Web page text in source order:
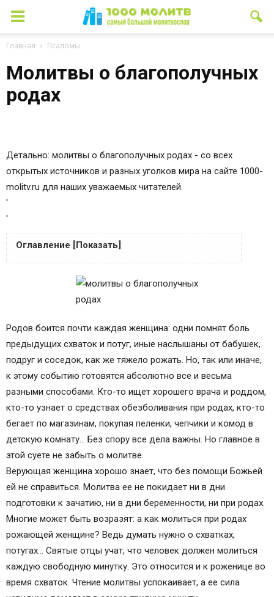
Главная Псаломы
Молитвы о благополучных
родах
Детально: молитвы о благополучных родах - со всех
открытых источников и разных уголков мира на сайте 1000-
molitv.ru для наших уважаемых читателей.
'
'
Оглавление [Показать]
Как помогает молитва перед родами?
Страх перед родами
Молитвы перед родами
Молитва перед родами ко Господу Иисусу
Христу
Молитва перед родами ко Пресвятой
Богородице
Молитва перед родами слушать
Молитвы о благополучном родоразрешении, при
кормлении младенцев молоком. Молитвы о
детях.
Молитва перед родами
Молитва перед родами ко Господу Иисусу
Христу
Молитва перед родами ко Пресвятой
Богородице
Молитва перед родами слушать
Вечерние молитвы на русском языке (видео)
Молитвы монастыря Оптина Пустынь
Добавить комментарий Отменить ответ
Родов боится почти каждая женщина: одни помнят боль
предыдущих схваток и потуг, иные наслышаны от бабушек,
подруг и соседок, как же тяжело рожать. Но, так или иначе,
к этому событию готовятся абсолютно все и весьма
разными способами. Кто-то ищет хорошего врача и роддом,
кто-то узнает о средствах обезболивания при родах, кто-то
бегает по магазинам, покупая пеленки, чепчики и комод в
детскую комнату… Без спору все дела важны. Но главное в
этой суете не забыть о молитве.
Верующая женщина хорошо знает, что без помощи Божьей
ей не справиться. Молитва ее не покидает ни в дни
подготовки к зачатию, ни в дни беременности, ни при родах.
Многие может быть возразят: а как молиться при родах
рожающей женщине? Ведь думать нужно о схватках,
потугах… Святые отцы учат, что человек должен молиться
каждую свободную минутку. Это относится и к роженице во
время схваток. Чтение молитвы успокаивает, а ее сила